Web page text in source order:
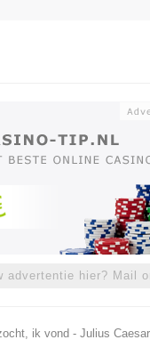
advertentie hier? Mail
ik vond - Julius